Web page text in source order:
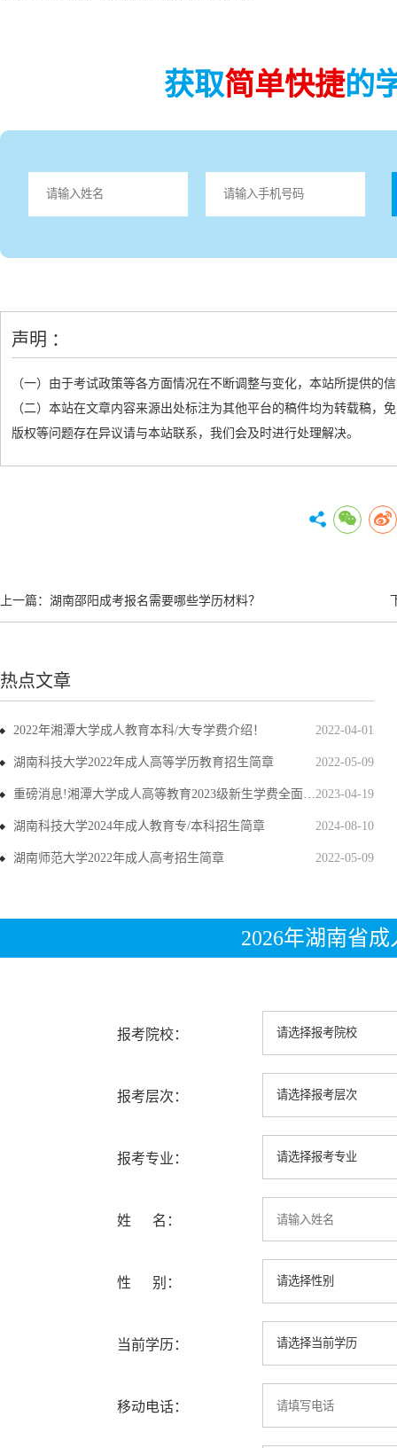
获取简单快捷的
声明 ：
（一）由于考试政策等各方面情况在不断调整与变化，本站所提供的
（二）本站在文章内容来源出处标注为其他平台的稿件均为转载稿
版权等问题存在异议请与本站联系，我们会及时进行处理解决。
上一篇： 湖南邵阳成考报名需要哪些学历材料？
热点文章
2022-04-01
2022年湘潭大学成人教育本科/大专学费介绍！
2022-05-09
湖南科技大学2022年成人高等学历教育招生简章
2023-04-19
重磅消息!湘潭大学成人高等教育2023级新生学费全面上调
2024-08-10
湖南科技大学2024年成人教育专/本科招生简章
2022-05-09
湖南师范大学2022年成人高考招生简章
2026年湖南省
报考院校：
报考层次：
报考专业：
姓 名：
性 别：
当前学历：
移动电话：